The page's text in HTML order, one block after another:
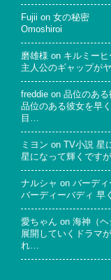
Fujii on 女の秘密
Omoshiroi
磨雄様 on キルミーヒ
主人公のギャップが
freddie on 品位のある
品位のある彼女を早
目…
ミヨン on
TV小説 星
星になって輝くです
ナルシャ on バーディ
バーディーバディ 早
愛ちゃん on 海神（ヘ
展開していくドラマ
れ…